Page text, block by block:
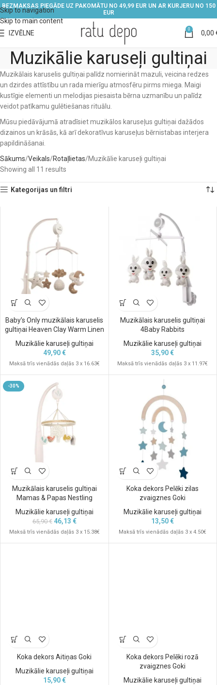
Skip to navigation
Skip to main content
BEZMAKSAS PIEGĀDE UZ PAKOMĀTU NO 49,99 EUR UN AR KURJERU NO 150
EUR
IZVĒLNE 0 0,00
Muzikālie karuseļi gultiņai
Muzikālais karuselis gultiņai palīdz nomierināt mazuli, veicina redzes
un dzirdes attīstību un rada mierīgu atmosfēru pirms miega. Maigi
kustīgie elementi un melodijas piesaista bērna uzmanību un palīdz
veidot patīkamu gulētiešanas rituālu.
Mūsu piedāvājumā atradīsiet muzikālos karuseļus gultiņai dažādos
dizainos un krāsās, kā arī dekoratīvus karuseļus bērnistabas interjera
papildināšanai.
Sākums Veikals Rotaļlietas Muzikālie karuseļi gultiņai
Showing all 11 results
Kategorijas un filtri
Baby’s Only muzikālais karuselis
gultiņai Heaven Clay Warm Linen
Muzikālie karuseļi gultiņai
49,90€
Maksā trīs vienādās daļās 3 x 16.63€
Muzikālais karuselis gultiņai
4Baby Rabbits
Muzikālie karuseļi gultiņai
35,90€
Maksā trīs vienādās daļās 3 x 11.97€
-30%
Muzikālais karuselis gultiņai
Mamas & Papas Nestling
Muzikālie karuseļi gultiņai
65,90€ 46,13 €
Maksā trīs vienādās daļās 3 x 15.38€
Koka dekors Pelēki zilas
zvaigznes Goki
Muzikālie karuseļi gultiņai
13,50€
Maksā trīs vienādās daļās 3 x 4.50€
Koka dekors Aitiņas Goki
Muzikālie karuseļi gultiņai
15,90€
Koka dekors Pelēki rozā
zvaigznes Goki
Muzikālie karuseļi gultiņai